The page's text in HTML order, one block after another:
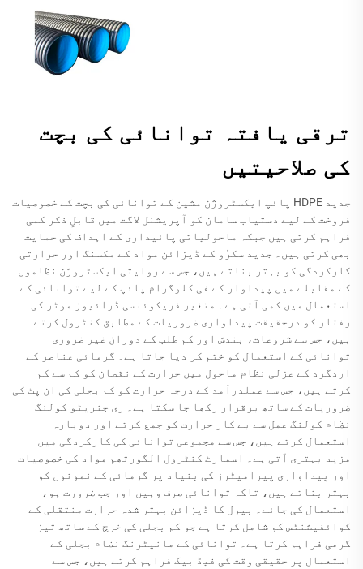
ترقی یافتہ توانائی کی بچت
کی صلاحیتیں
جدید HDPE پائپ ایکسٹروژن مشین کے توانائی کی بچت کے خصوصیات
فروخت کے لیے دستیاب سامان کو آپریشنل لاگت میں قابلِ ذکر کمی
فراہم کرتی ہیں جبکہ ماحولیاتی پائیداری کے اہداف کی حمایت
بھی کرتی ہیں۔ جدید سکرُو کے ڈیزائن مواد کے مکسنگ اور حرارتی
کارکردگی کو بہتر بناتے ہیں، جس سے روایتی ایکسٹروژن نظاموں
کے مقابلے میں پیداوار کے فی کلوگرام پائپ کے لیے توانائی کے
استعمال میں کمی آتی ہے۔ متغیر فریکوئنسی ڈرائیوز موٹر کی
رفتار کو درحقیقت پیداواری ضروریات کے مطابق کنٹرول کرتے
ہیں، جس سے شروعات، بندش اور کم طلب کے دوران غیر ضروری
توانائی کے استعمال کو ختم کر دیا جاتا ہے۔ گرمائی عناصر کے
اردگرد کے عزلی نظام ماحول میں حرارت کے نقصان کو کم سے کم
کرتے ہیں، جس سے عملدرآمد کے درجہ حرارت کو کم بجلی کی ان پٹ کی
ضروریات کے ساتھ برقرار رکھا جا سکتا ہے۔ ری جنریٹو کولنگ
نظام کولنگ عمل سے بے کار حرارت کو جمع کرتے اور دوبارہ
استعمال کرتے ہیں، جس سے مجموعی توانائی کی کارکردگی میں
مزید بہتری آتی ہے۔ اسمارٹ کنٹرول الگورتھم مواد کی خصوصیات
اور پیداواری پیرامیٹرز کی بنیاد پر گرمائی کے نمونوں کو
بہتر بناتے ہیں، تاکہ توانائی صرف وہیں اور جب ضرورت ہو،
استعمال کی جائے۔ بیرل کا ڈیزائن بہتر شدہ حرارت منتقلی کے
کوائفیشنٹس کو شامل کرتا ہے جو کم بجلی کی خرچ کے ساتھ تیز
گرمی فراہم کرتا ہے۔ توانائی کے مانیٹرنگ نظام بجلی کے
استعمال پر حقیقی وقت کی فیڈ بیک فراہم کرتے ہیں، جس سے